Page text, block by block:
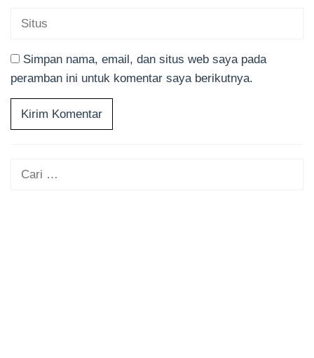
Simpan nama, email, dan situs web saya pada
peramban ini untuk komentar saya berikutnya.
Cari